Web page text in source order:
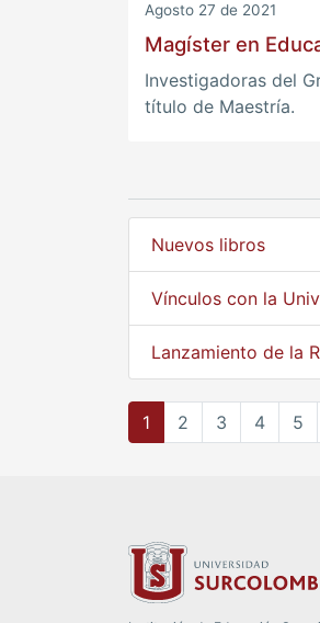
Agosto 27 de 2021
Magíster en
Investigadoras del
título de Maestría.
Nuevos libros
Vínculos con la
Lanzamiento de la
1 2 3 4 5